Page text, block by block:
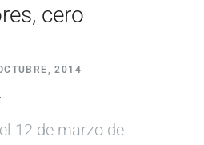
LOGIN
cero
2014
12 de marzo de